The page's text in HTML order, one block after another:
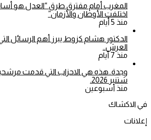
المغرب أمام مفترق طرق “العدل هو
اختلفت الأوطان والأزمان”
منذ 5 أيام
الدكتور هشام كزوط يبرز أهم الرسائل
العرش..
منذ 7 أيام
وجدة..هذه هي الاحزاب التي قدمت
شتنبر 2026.
منذ أسبوعين
في الاكشاك
إعلانات